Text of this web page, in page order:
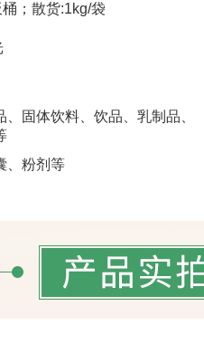
；散货:1kg/袋
固体饮料、饮品、乳制品、
、粉剂等